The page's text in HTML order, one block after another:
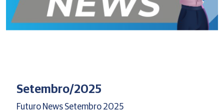
Setembro/2025
Futuro News Setembro 2025